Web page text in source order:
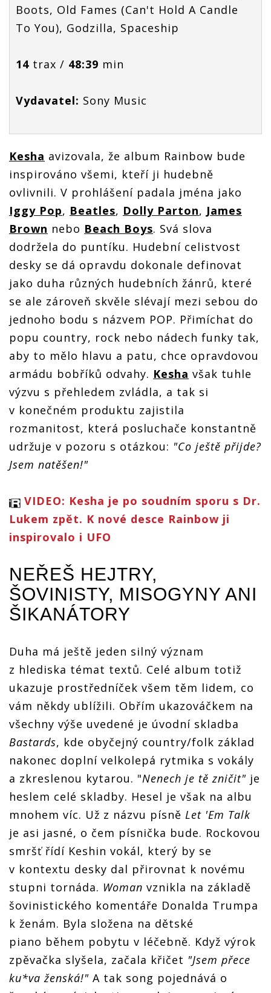
Boots, Old Fames (Can't Hold A Candle
To You), Godzilla, Spaceship
14 trax / 48:39 min
Vydavatel: Sony Music
Kesha avizovala, že album Rainbow bude
inspirováno všemi, kteří ji hudebně
ovlivnili. V prohlášení padala jména jako
Iggy Pop, Beatles, Dolly Parton, James
Brown nebo Beach Boys. Svá slova
dodržela do puntíku. Hudební celistvost
desky se dá opravdu dokonale definovat
jako duha různých hudebních žánrů, které
se ale zároveň skvěle slévají mezi sebou do
jednoho bodu s názvem POP. Přimíchat do
popu country, rock nebo nádech funky tak,
aby to mělo hlavu a patu, chce opravdovou
armádu bobříků odvahy. Kesha však tuhle
výzvu s přehledem zvládla, a tak si
v konečném produktu zajistila
rozmanitost, která posluchače konstantně
udržuje v pozoru s otázkou: "Co ještě přijde?
Jsem natěšen!"
VIDEO: Kesha je po soudním sporu s Dr.
Lukem zpět. K nové desce Rainbow ji
inspirovalo i UFO
NEŘEŠ HEJTRY,
ŠOVINISTY, MISOGYNY ANI
ŠIKANÁTORY
Duha má ještě jeden silný význam
z hlediska témat textů. Celé album totiž
ukazuje prostředníček všem těm lidem, co
vám někdy ublížili. Obřím ukazováčkem na
všechny výše uvedené je úvodní skladba
Bastards, kde obyčejný country/folk základ
nakonec doplní velkolepá rytmika s vokály
a zkreslenou kytarou. "Nenech je tě zničit" je
heslem celé skladby. Hesel je však na albu
mnohem víc. Už z názvu písně Let 'Em Talk
je asi jasné, o čem písnička bude. Rockovou
smršť řídí Keshin vokál, který by se
v kontextu desky dal přirovnat k novému
stupni tornáda. Woman vznikla na základě
šovinistického komentáře Donalda Trumpa
k ženám. Byla složena na dětské
piano během pobytu v léčebně. Když výrok
zpěvačka slyšela, začala křičet "Jsem přece
ku*va ženská!" A tak song pojednává o